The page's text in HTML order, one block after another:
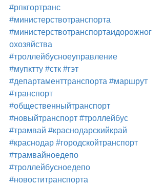
#рпкгортранс
#министерствотранспорта
#министерствотранспортаидорожног
охозяйства
#троллейбусноеуправление
#мупктту #стк #гэт
#департаменттранспорта #маршрут
#транспорт
#общественныйтранспорт
#новыйтранспорт #троллейбус
#трамвай #краснодарскийкрай
#краснодар #городскойтранспорт
#трамвайноедепо
#троллейбусноедепо
#новоститранспорта